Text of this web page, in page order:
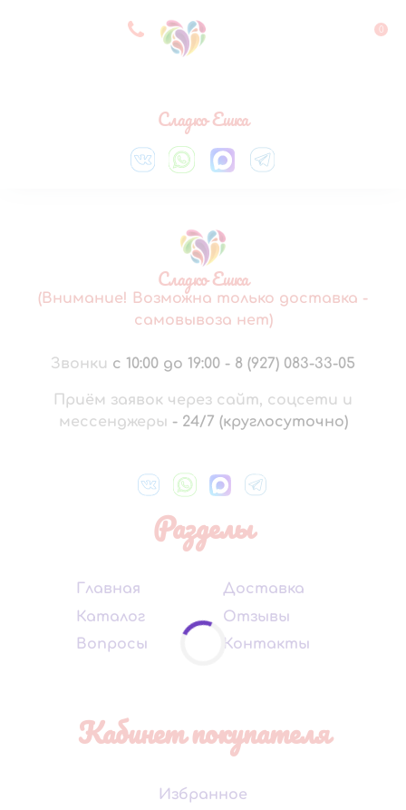
8 927 083 33 05 0
Сладко Ешка
Сладко Ешка
(Внимание! Возможна только доставка -
самовывоза нет)
Звонки с 10:00 до 19:00 - 8 (927) 083-33-05
Приём заявок через сайт, соцсети и
мессенджеры - 24/7 (круглосуточно)
Разделы
Главная
Каталог
Вопросы
Доставка
Отзывы
Контакты
Кабинет покупателя
Избранное